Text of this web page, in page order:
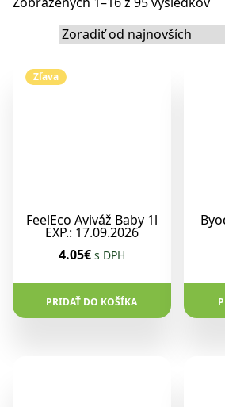
FeelEco Aviváž Baby 1l
EXP.: 17.09.2026
4.05€ s DPH
PRIDAŤ DO KOŠÍKA
Zľava